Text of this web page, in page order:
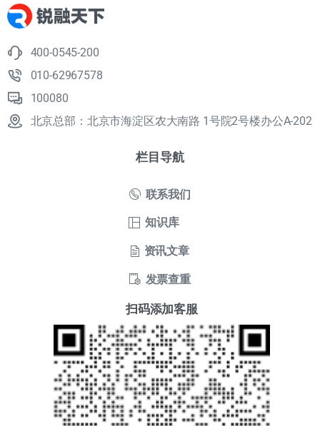
400-0545-200
010-62967578
100080
北京总部：北京市海淀区农大南路 1号院2号楼办公A-202
栏目导航
联系我们
知识库
资讯文章
发票查重
扫码添加客服